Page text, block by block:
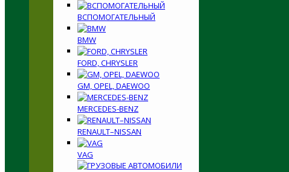
ВСПОМОГАТЕЛЬНЫЙ
BMW
FORD, CHRYSLER
GM, OPEL, DAEWOO
MERCEDES-BENZ
RENAULT–NISSAN
VAG